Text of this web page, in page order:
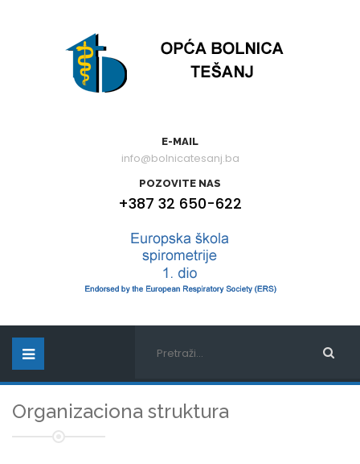
E-MAIL
info@bolnicatesanj.ba
POZOVITE NAS
+387 32 650-622
Organizaciona struktura